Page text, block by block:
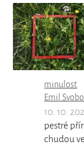
minulost
Emil
10. 10.
pestré
chudou